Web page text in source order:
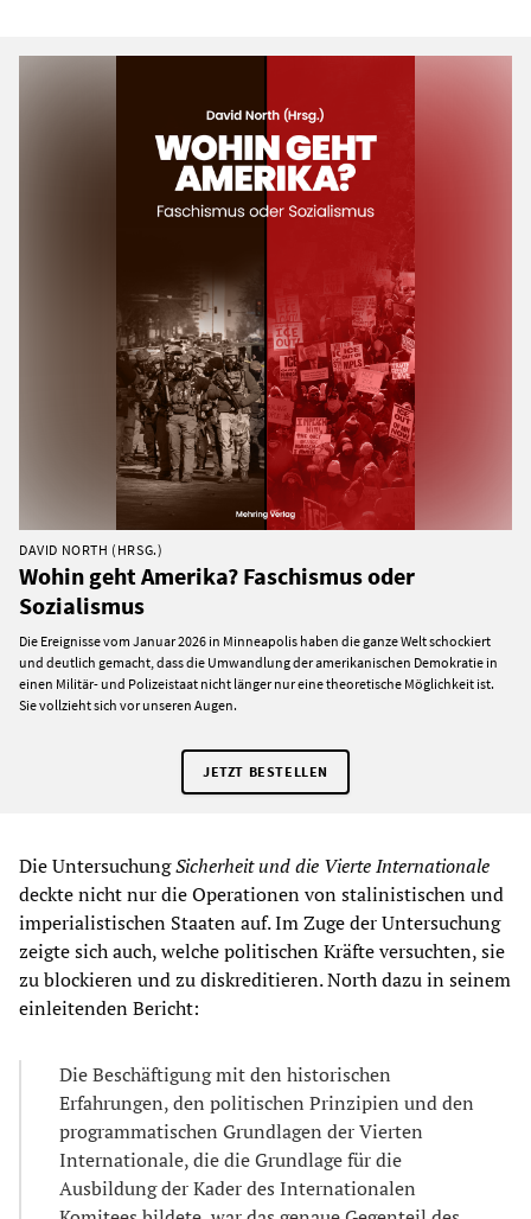
DAVID NORTH (HRSG.)
Wohin geht Amerika? Faschismus oder
Sozialismus
Die Ereignisse vom Januar 2026 in Minneapolis haben die ganze Welt schockiert
und deutlich gemacht, dass die Umwandlung der amerikanischen Demokratie in
einen Militär- und Polizeistaat nicht länger nur eine theoretische Möglichkeit ist.
Sie vollzieht sich vor unseren Augen.
JETZT BESTELLEN
Die UntersuchungSicherheit und die Vierte Internationale
deckte nicht nur die Operationen von stalinistischen und
imperialistischen Staaten auf. Im Zuge der Untersuchung
zeigte sich auch, welche politischen Kräfte versuchten, sie
zu blockieren und zu diskreditieren. North dazu in seinem
einleitenden Bericht:
Die Beschäftigung mit den historischen
Erfahrungen, den politischen Prinzipien und den
programmatischen Grundlagen der Vierten
Internationale, die die Grundlage für die
Ausbildung der Kader des Internationalen